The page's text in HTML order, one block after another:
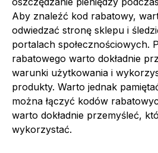
Aby znaleźć kod rabatowy,
odwiedzać stronę sklepu i
portalach społecznościowych.
rabatowego warto dokładnie
warunki użytkowania i
produkty. Warto jednak
można łączyć kodów
warto dokładnie przemyśleć,
wykorzystać.